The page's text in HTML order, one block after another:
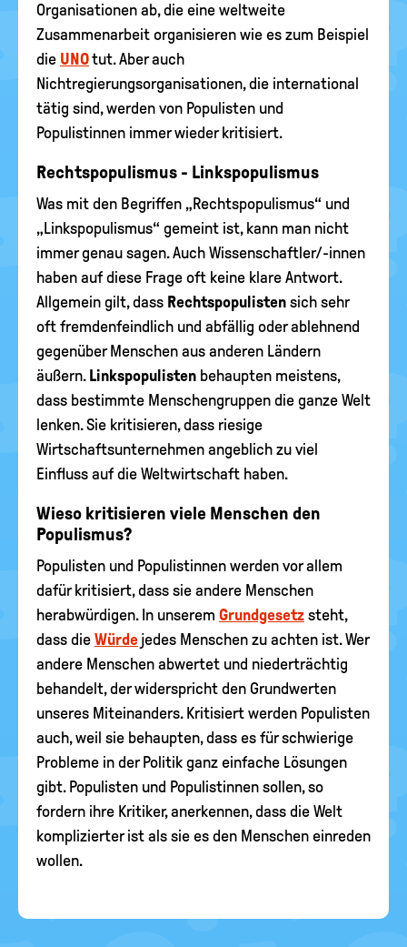
Organisationen ab, die eine weltweite
Zusammenarbeit organisieren wie es zum Beispiel
die UNOtut. Aber auch
Nichtregierungsorganisationen, die international
tätig sind, werden von Populisten und
Populistinnen immer wieder kritisiert.
Rechtspopulismus - Linkspopulismus
Was mit den Begriffen „Rechtspopulismus“ und
„Linkspopulismus“ gemeint ist, kann man nicht
immer genau sagen. Auch Wissenschaftler/-innen
haben auf diese Frage oft keine klare Antwort.
Allgemein gilt, dass Rechtspopulisten sich sehr
oft fremdenfeindlich und abfällig oder ablehnend
gegenüber Menschen aus anderen Ländern
äußern. Linkspopulisten behaupten meistens,
dass bestimmte Menschengruppen die ganze Welt
lenken. Sie kritisieren, dass riesige
Wirtschaftsunternehmen angeblich zu viel
Einfluss auf die Weltwirtschaft haben.
Wieso kritisieren viele Menschen den
Populismus?
Populisten und Populistinnen werden vor allem
dafür kritisiert, dass sie andere Menschen
herabwürdigen. In unserem Grundgesetz steht,
dass die Würde jedes Menschen zu achten ist. Wer
andere Menschen abwertet und niederträchtig
behandelt, der widerspricht den Grundwerten
unseres Miteinanders. Kritisiert werden Populisten
auch, weil sie behaupten, dass es für schwierige
Probleme in der Politik ganz einfache Lösungen
gibt. Populisten und Populistinnen sollen, so
fordern ihre Kritiker, anerkennen, dass die Welt
komplizierter ist als sie es den Menschen einreden
wollen.